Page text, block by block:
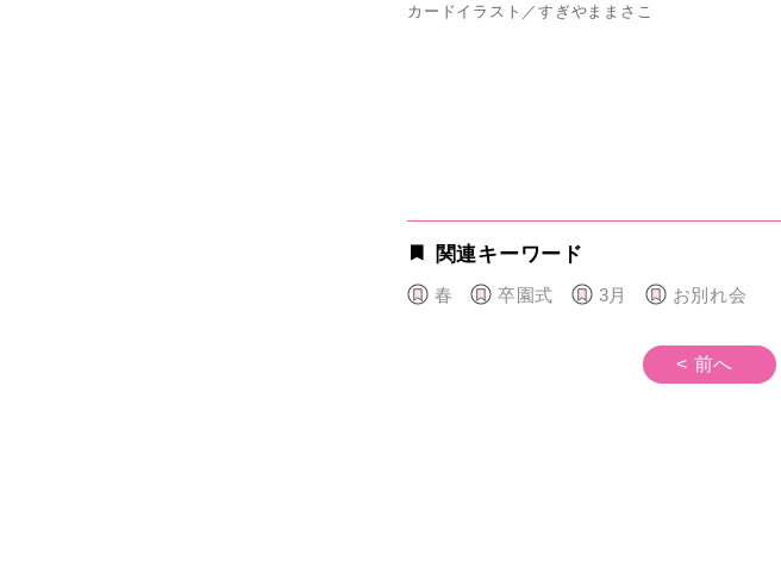
カードイラスト／すぎやままさこ
関連キーワード
春 卒園式 3月 お別れ会
< 前へ